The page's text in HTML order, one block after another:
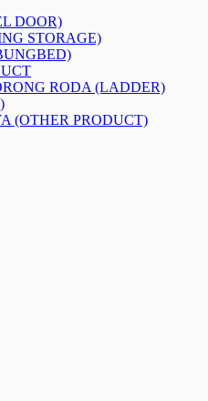
DOOR)
STORAGE)
RODA (LADDER)
(OTHER PRODUCT)